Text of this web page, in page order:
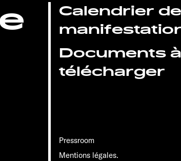
Calendrier
Documents à
télécharger
Pressroom
Mentions légales.